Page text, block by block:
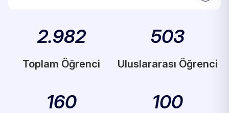
2.982
Toplam Öğrenci
503
Uluslararası Öğrenci
160 100